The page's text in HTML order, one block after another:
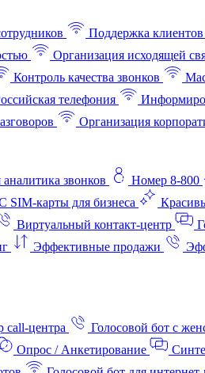
Поддержка клиентов
Организация исходящей
Контроль качества звонков
телефония
Организация
аналитика звонков Номер 8-800
SIM-карты для бизнеса
Виртуальный контакт‑центр
Эффективные продажи
call-центра Голосовой бот с
Опрос / Анкетирование